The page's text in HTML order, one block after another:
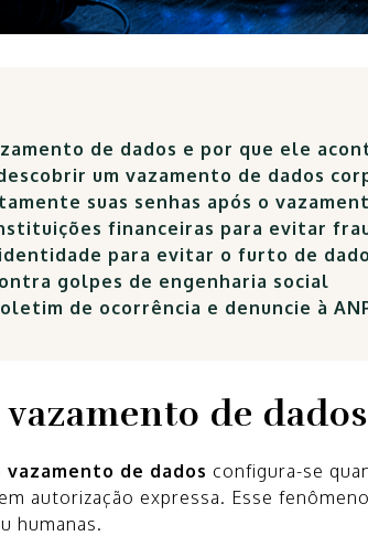
de dados e por que ele
um vazamento de dados
suas senhas após o
financeiras para evitar
para evitar o furto de
golpes de engenharia social
de ocorrência e denuncie à
de
vazamento de dados configura-se
autorização expressa. Esse
humanas.